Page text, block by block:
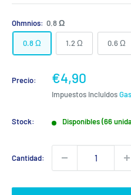
Ohmnios: 0.8 Ω
0.8 Ω 1.2 Ω 0.6 Ω
Precio:
Precio
de
venta
€4,90
Impuestos incluidos
Stock: Disponibles (66
Cantidad: